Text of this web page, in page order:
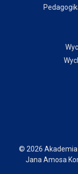
© 2026 Akademia
Jana Amosa